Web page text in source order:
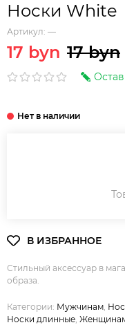
Носки White
Артикул: —
17 byn 17 byn
Стильный аксессуар в
образа.
Категории: Мужчинам,
Носки длинные,